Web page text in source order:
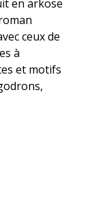
en arkose
ceux de
à
et motifs